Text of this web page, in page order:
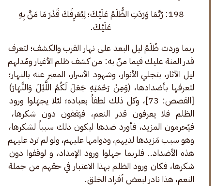
198: رُبَّمَا وَرَدَتِ الظُّلَمُ عَلَيْكَ؛ لِيُعَرِفَكَ قَدْرَ مَا مَنَّ بِهِ
عَلَيْكَ.
ربما وردت ظُلَمُ ليل البعد على نهار القرب والكشف؛ لتعرف
قدر المنة عليك فيما منّ به: من كشف ظلم الأغيار ومُدلهم
ليل الآثار، بتجلي الأنوار، وشهود الأسرار، المعبر عنه بالنهار؛
لتعرفها بأضدادها، (وَمِنْ رَحْمَتِهِ جَعَلَ لَكُمُ اللَّيْلَ وَالنَّهَارَ)
[القصص: 73]، وكل ذلك لطفاً بعباده؛ لئلا يجهَلوا ورود
الظلم فلا يعرفون قدر النعم، فيَقفون دون شكرها،
فيُحرمون المزيد، فأورد ضدها ليكون ذلك سبباً لشكرها،
وهو سبب مَزيدها لديهم، ودوامها عليهم، ولو لم ترد عليهم
هذه الأضداد.. فلربما جهلوا ورود الإمداد، و لوقفوا دون
شكرها، فكان ورود الظلم بهذا الاعتبار في حقهم من جملة
النعم، هذا نادر لبعض أفراد الخلق.